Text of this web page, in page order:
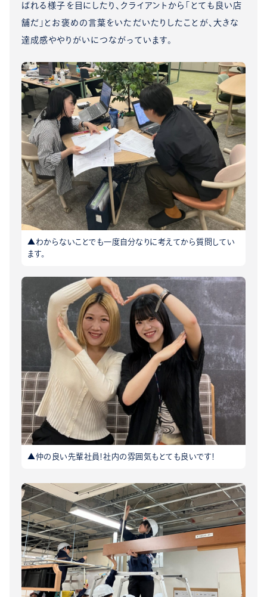
ばれる様子を目にしたり、クライアントから「とても良い店
舗だ」とお褒めの言葉をいただいたりしたことが、大きな
達成感ややりがいにつながっています。
▲わからないことでも一度自分なりに考えてから質問してい
ます。
▲仲の良い先輩社員！社内の雰囲気もとても良いです！